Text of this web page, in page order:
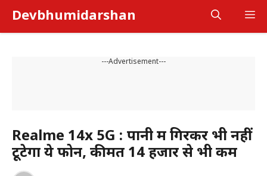
content
Devbhumidarshan
---Advertisement---
Realme 14x 5G : पानी में गिरकर भी नहीं
टूटेगा ये फोन, कीमत ₹14 हजार से भी कम